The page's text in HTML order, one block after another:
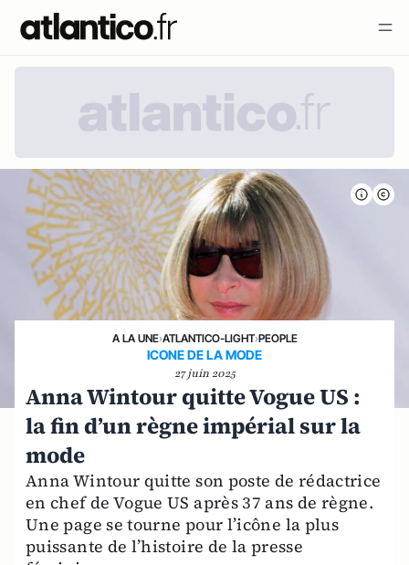
A LA UNE›ATLANTICO-LIGHT›PEOPLE
ICONE DE LA MODE
27 juin 2025
Anna Wintour quitte Vogue US :
la fin d’un règne impérial sur la
mode
Anna Wintour quitte son poste de rédactrice
en chef de Vogue US après 37 ans de règne.
Une page se tourne pour l’icône la plus
puissante de l’histoire de la presse